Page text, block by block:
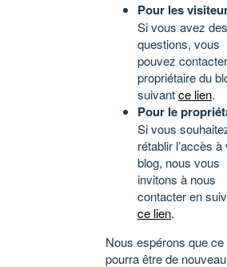
Pour les
Si vous avez des
questions, vous
pouvez
propriétaire du
suivantce lien.
Pour le
Si vous
rétablir l’accès à
blog, nous vous
invitons à nous
contacter en
ce lien.
Nous espérons que ce
pourra être de nouveau